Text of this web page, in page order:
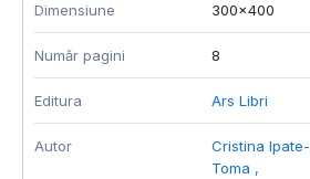
Dimensiune 300x400
Număr pagini 8
Editura Ars Libri
Autor
Cristina Ipate-
Toma ,